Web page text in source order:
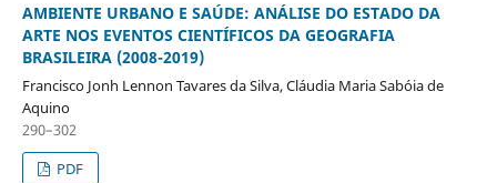
AMBIENTE URBANO E SAÚDE: ANÁLISE DO ESTADO DA
ARTE NOS EVENTOS CIENTÍFICOS DA GEOGRAFIA
BRASILEIRA (2008-2019)
Francisco Jonh Lennon Tavares da Silva, Cláudia Maria Sabóia de
Aquino
290–302
PDF